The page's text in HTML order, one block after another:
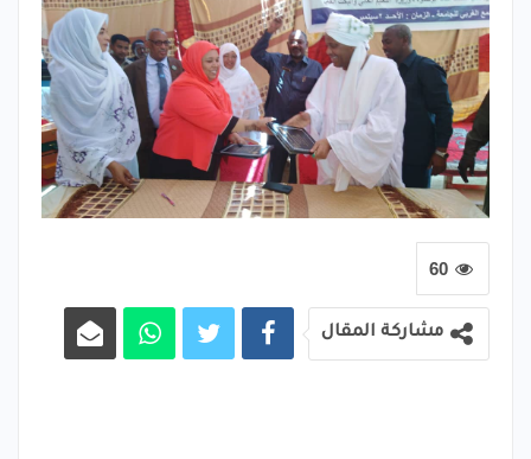
60
مشاركة المقال